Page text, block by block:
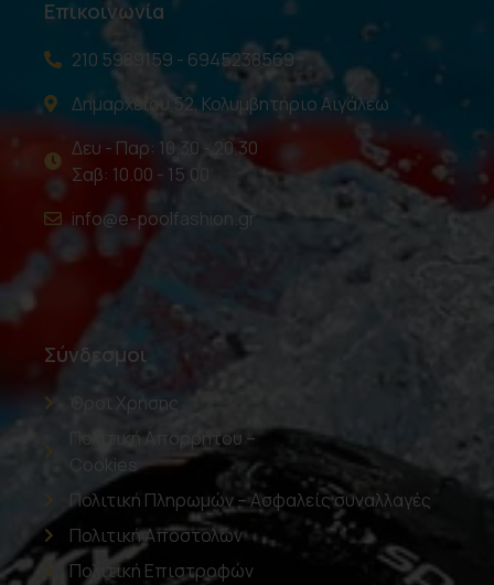
Επικοινωνία
210 5989159 - 6945238569
Δημαρχείου 52, Κολυμβητήριο Αιγάλεω
Δευ - Παρ: 10.30 - 20.30
Σαβ: 10.00 - 15.00
info@e-poolfashion.gr
Σύνδεσμοι
Όροι Χρήσης
Πολιτική Απορρήτου –
Cookies
Πολιτική Πληρωμών – Ασφαλείς συναλλαγές
Πολιτική Αποστολών
Πολιτική Επιστροφών